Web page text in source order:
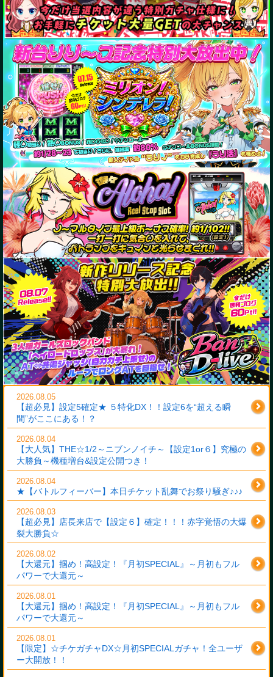
2026.08.05
【超必見】設定5確定★ ５特化DX！！設定6を“超える瞬
間”がここにある！？
2026.08.04
【大人気】THE☆1/2～ニブンノイチ～【設定1or６】究極の
大勝負～機種増台&設定公開つき！
2026.08.04
★【バトルフィーバー】本日チケット乱舞でお祭り騒ぎ♪♪♪
2026.08.03
【超必見】店長来店で【設定６】確定！！！赤字覚悟の大爆
裂大勝負☆
2026.08.02
【大還元】掴め！高設定！『月初SPECIAL』～月初もフル
パワーで大還元～
2026.08.01
【大還元】掴め！高設定！『月初SPECIAL』～月初もフル
パワーで大還元～
2026.08.01
【限定】☆チケガチャDX☆月初SPECIALガチャ！全ユーザ
ー大開放！！